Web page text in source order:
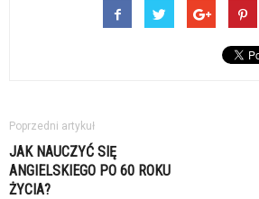
Poprzedni artykuł
JAK NAUCZYĆ SIĘ
ANGIELSKIEGO PO 60 ROKU
ŻYCIA?